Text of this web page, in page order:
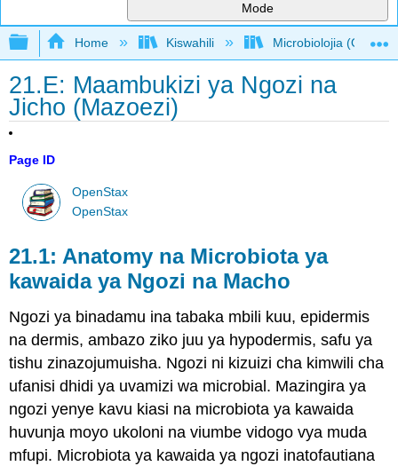
Mode
Expand/collapse global hierarchy
Home Kiswahili Microbiolojia
21.E: Maambukizi ya Ngozi na
Jicho (Mazoezi)
Page ID
OpenStax
OpenStax
21.1: Anatomy na Microbiota ya
kawaida ya Ngozi na Macho
Ngozi ya binadamu ina tabaka mbili kuu, epidermis
na dermis, ambazo ziko juu ya hypodermis, safu ya
tishu zinazojumuisha. Ngozi ni kizuizi cha kimwili cha
ufanisi dhidi ya uvamizi wa microbial. Mazingira ya
ngozi yenye kavu kiasi na microbiota ya kawaida
huvunja moyo ukoloni na viumbe vidogo vya muda
mfupi. Microbiota ya kawaida ya ngozi inatofautiana